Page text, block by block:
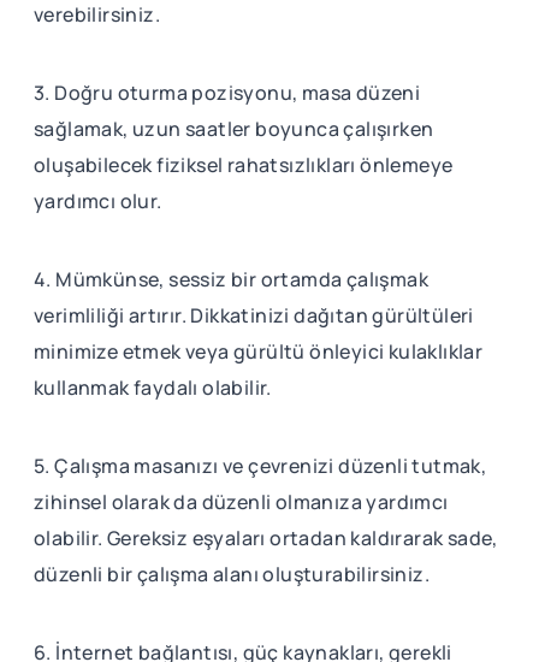
verebilirsiniz.
3. Doğru oturma pozisyonu, masa düzeni
sağlamak, uzun saatler boyunca çalışırken
oluşabilecek fiziksel rahatsızlıkları önlemeye
yardımcı olur.
4. Mümkünse, sessiz bir ortamda çalışmak
verimliliği artırır. Dikkatinizi dağıtan gürültüleri
minimize etmek veya gürültü önleyici kulaklıklar
kullanmak faydalı olabilir.
5. Çalışma masanızı ve çevrenizi düzenli tutmak,
zihinsel olarak da düzenli olmanıza yardımcı
olabilir. Gereksiz eşyaları ortadan kaldırarak sade,
düzenli bir çalışma alanı oluşturabilirsiniz.
6. İnternet bağlantısı, güç kaynakları, gerekli